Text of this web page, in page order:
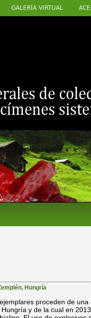
GALERÍA VIRTUAL
, Hungría
proceden de una
Hungría y de la cual en